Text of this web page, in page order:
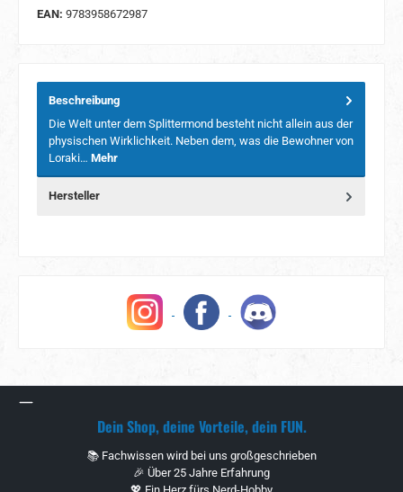
EAN: 9783958672987
Beschreibung
Die Welt unter dem Splittermond besteht nicht allein aus der
physischen Wirklichkeit. Neben dem, was die Bewohner von
Loraki… Mehr
Hersteller
Dein Shop, deine Vorteile, dein FUN.
📚 Fachwissen wird bei uns großgeschrieben
🎉 Über 25 Jahre Erfahrung